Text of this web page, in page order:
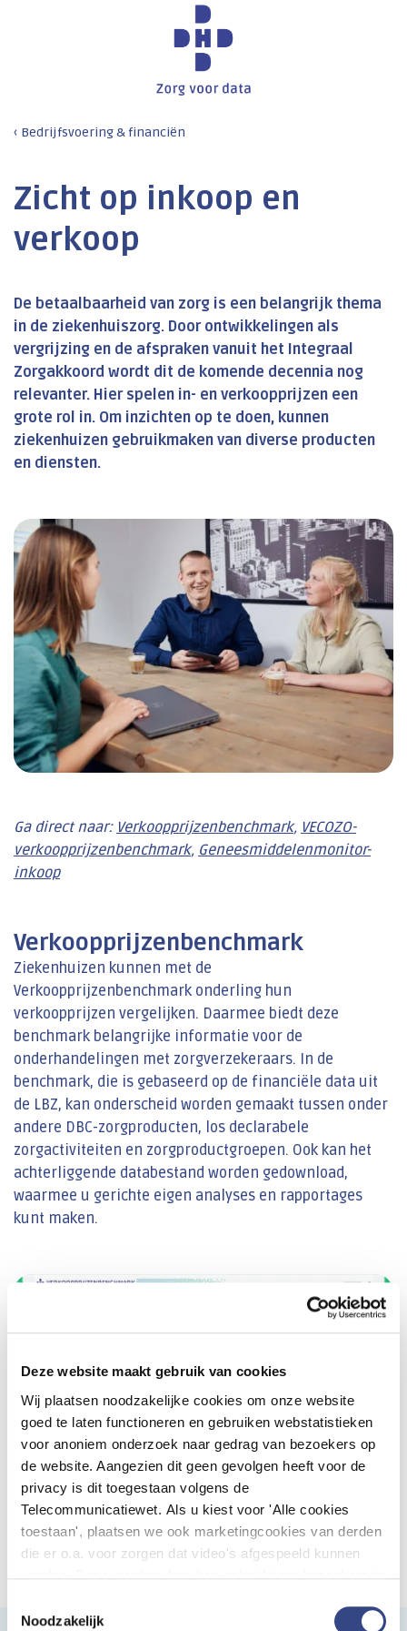
Deze website maakt gebruik van cookies
Wij plaatsen noodzakelijke cookies om onze website
goed te laten functioneren en gebruiken webstatistieken
voor anoniem onderzoek naar gedrag van bezoekers op
de website. Aangezien dit geen gevolgen heeft voor de
privacy is dit toegestaan volgens de
Telecommunicatiewet. Als u kiest voor 'Alle cookies
toestaan', plaatsen we ook marketingcookies van derden
die er o.a. voor zorgen dat video's afgespeeld kunnen
is advertenties weergeven die relevant zijn voor de
Noodzakelijk
Bedrijfsvoering & financiën
Zicht op inkoop en
verkoop
De betaalbaarheid van zorg is een belangrijk thema
in de ziekenhuiszorg. Door ontwikkelingen als
vergrijzing en de afspraken vanuit het Integraal
Zorgakkoord wordt dit de komende decennia nog
relevanter. Hier spelen in- en verkoopprijzen een
grote rol in. Om inzichten op te doen, kunnen
ziekenhuizen gebruikmaken van diverse producten
en diensten.
Ga direct naar: Verkoopprijzenbenchmark, VECOZO-
verkoopprijzenbenchmark, Geneesmiddelenmonitor-
inkoop
Verkoopprijzenbenchmark
Ziekenhuizen kunnen met de
Verkoopprijzenbenchmark onderling hun
verkoopprijzen vergelijken. Daarmee biedt deze
benchmark belangrijke informatie voor de
onderhandelingen met zorgverzekeraars. In de
benchmark, die is gebaseerd op de financiële data uit
de LBZ, kan onderscheid worden gemaakt tussen onder
andere DBC-zorgproducten, los declarabele
zorgactiviteiten en zorgproductgroepen. Ook kan het
achterliggende databestand worden gedownload,
waarmee u gerichte eigen analyses en rapportages
kunt maken.
Ga naar de Verkoopprijzenbenchmark